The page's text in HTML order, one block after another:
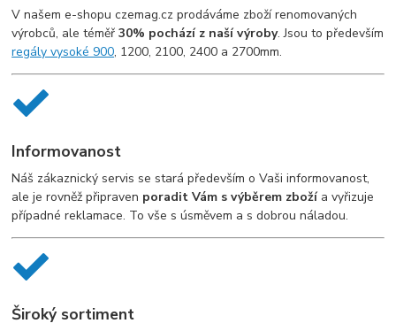
V našem e-shopu czemag.cz prodáváme zboží renomovaných
výrobců, ale téměř30% pochází z naší výroby. Jsou to především
regály vysoké 900, 1200, 2100, 2400 a 2700mm.
Informovanost
Náš zákaznický servis se stará především o Vaši informovanost,
ale je rovněž připraven poradit Vám s výběrem zbožía vyřizuje
případné reklamace. To vše s úsměvem a s dobrou náladou.
Široký sortiment